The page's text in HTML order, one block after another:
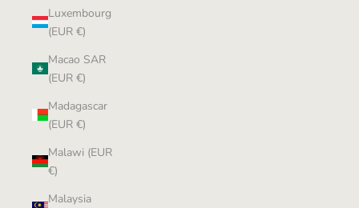
Luxembourg
(EUR €)
Macao SAR
(EUR €)
Madagascar
(EUR €)
Malawi (EUR
€)
Malaysia